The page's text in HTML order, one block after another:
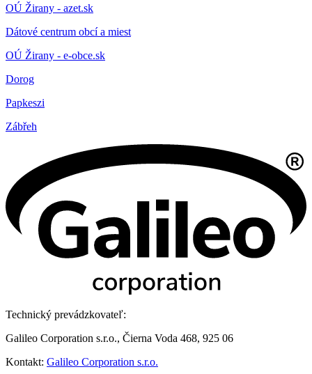
OÚ Žirany - azet.sk
Dátové centrum obcí a miest
OÚ Žirany - e-obce.sk
Dorog
Papkeszi
Zábřeh
Technický prevádzkovateľ:
Galileo Corporation s.r.o., Čierna Voda 468, 925 06
Kontakt: Galileo Corporation s.r.o.